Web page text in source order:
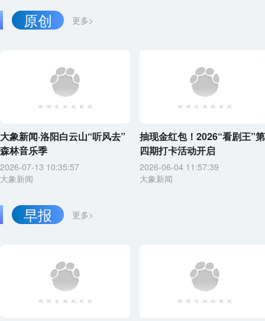
更多>
原创
大象新闻·洛阳白云山“听风去”
森林音乐季
2026-07-13 10:35:57
大象新闻
抽现金红包！2026“看剧王”第
四期打卡活动开启
2026-06-04 11:57:39
大象新闻
更多>
早报